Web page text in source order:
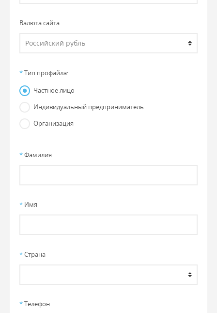
Валюта сайта
*Тип профайла:
Частное лицо
Индивидуальный предприниматель
Организация
*Фамилия
* Имя
*Страна
*Телефон